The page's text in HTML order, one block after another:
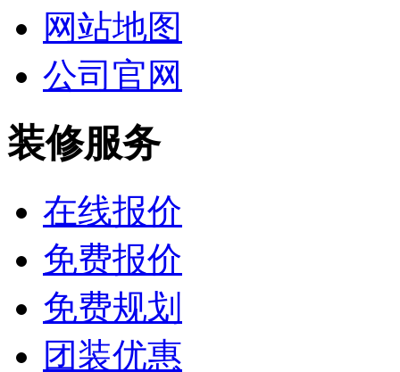
网站地图
公司官网
装修服务
在线报价
免费报价
免费规划
团装优惠